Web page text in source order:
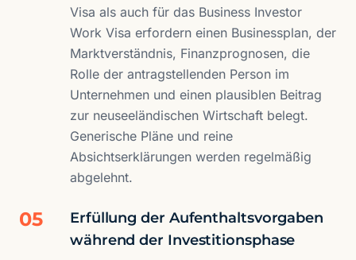
Visa als auch für das Business Investor
Work Visa erfordern einen Businessplan, der
Marktverständnis, Finanzprognosen, die
Rolle der antragstellenden Person im
Unternehmen und einen plausiblen Beitrag
zur neuseeländischen Wirtschaft belegt.
Generische Pläne und reine
Absichtserklärungen werden regelmäßig
abgelehnt.
05
Erfüllung der Aufenthaltsvorgaben
während der Investitionsphase